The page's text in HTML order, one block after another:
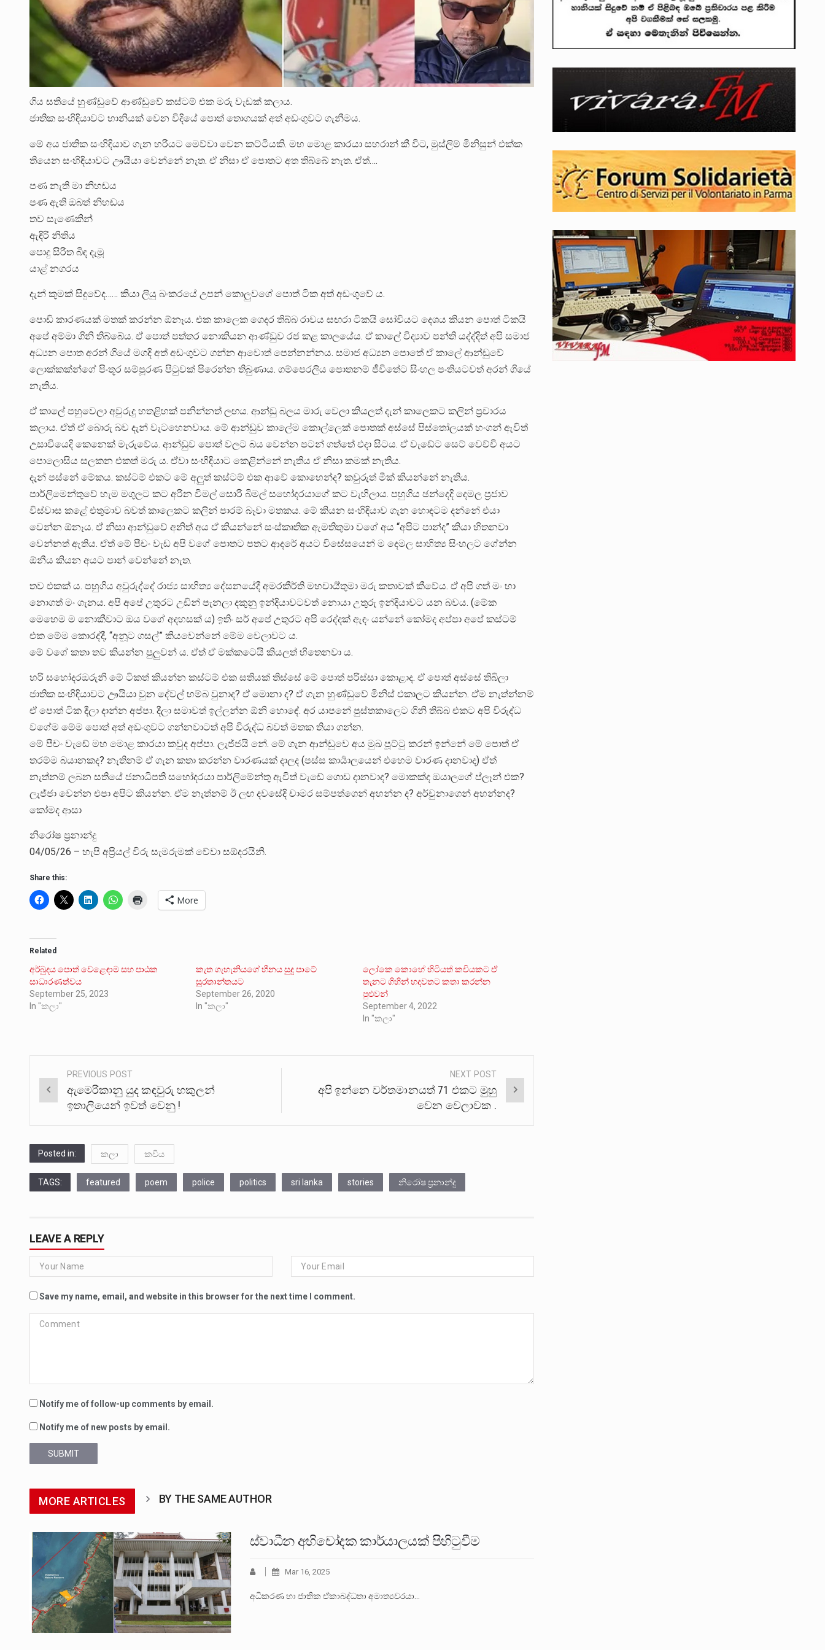
ගිය සතියේ හුණ්ඩුවේ ආණ්ඩුවේ කස්ටම් එක මරු වැඩක් කලාය.
ජාතික සංහිඳියාවට හානියක් වෙන විදියේ පොත් තොගයක් අත් අඩංගුවට ගැනීමය.
මේ අය ජාතික සංහිඳියාව ගැන හරියට මෙව්වා වෙන කට්ටියකි. මහ මොළ කාරයා සහරාන් කී විට, මුස්ලිම් මිනිසුන් එක්ක
තියෙන සංහිඳියාවට ඌයීයා වෙන්නේ නැත. ඒ නිසා ඒ පොතට අත තිබ්බේ නැත. ඒත්….
පණ නැති මා නිහඬය
පණ ඇති ඔබත් නිහඬය
තව සැණෙකින්
ඇඳිරි නිතිය
පොදු සිරිත බිඳ දැමූ
යාළ් නගරය
දැන් කුමක් සිදුවේද…… කියා ලියු බංකරයේ උපන් කොලුවගේ පොත් ටික අත් අඩංගුවේ ය.
පොඩි කාරණයක් මතක් කරන්න ඕනෑය. එක කාලෙක ගෙදර තිබ්බ රාවය සඟරා ටිකයි සෝවියට දෙශය කියන පොත් ටිකයි
අපේ අම්මා ගිනි තිබ්බේය. ඒ පොත් පත්තර නොකියන ආණ්ඩුව රජ කළ කාලයේය. ඒ කාලේ විද්‍යාව පන්ති යද්ද්දිත් අපි සමාජ
අධ්‍යන පොත අරන් ගියේ මගදි අත් අඩංගුවට ගන්න ආවොත් පෙන්නන්නය. සමාජ අධ්‍යන පොතේ ඒ කාලේ ආන්ඩුවේ
ලොක්කක්න්ගේ පිංතූර සම්පූරණ පිටුවක් පිරෙන්න තිබුණාය. ගම්පෙරලිය පොතනම් ජීවිතේට සිංහල පංතියටවත් අරන් ගියේ
නැතිය.
ඒ කාලේ පහුවෙලා අවුරුදු හතළිහක් පනින්නත් ලඟය. ආන්ඩු බලය මාරු වෙලා කියලත් දැන් කාලෙකට කලින් ප්‍රචාරය
කලාය. ඒත් ඒ බොරු බව දැන් වැටහෙනවාය. මේ ආන්ඩුව කාලේම කොල්ලෙක් පොතක් අස්සේ පිස්තෝලයක් හංගන් ඇවිත්
උසාවියෙදි කෙනෙක් මැරුවේය. ආන්ඩුව පොත් වලට බය වෙන්න පටන් ගත්තේ එදා සිටය. ඒ වැඩේට සෙට් වෙච්චි අයට
පොලොසිය සලකන එකත් මරු ය. ඒවා සංහිඳියාට කෙළින්නේ නැතිය ඒ නිසා කමක් නැතිය.
දැන් පස්නේ මේකය. කස්ටම් එකට මේ අලුත් කස්ටම් එක ආවේ කොහෙන්ද? කවුරුත් මීක් කියන්නේ නැතිය.
පාර්ලිමෙන්තුවේ හැම මගුලට කට අරින විමල් සොරි බිමල් සහෝදරයාගේ කට වැහිලාය. පහුගිය ඡන්දෙදි දෙමල ප්‍රජාව
විස්වාස කළේ එතුමාව බවත් කාලෙකට කලින් පාරම් බෑවා මතකය. මේ කියන සංහිඳියාව ගැන හොඳටම දන්නේ එයා
වෙන්න ඕනෑය. ඒ නිසා ආන්ඩුවේ අනිත් අය ඒ කියන්නේ සංස්කෘතික ඇමතිතුමා වගේ අය “අපිට පාන්ද” කියා හිතනවා
වෙන්නත් ඇතිය. ඒත් මේ පීචං වැඩ අපි වගේ පොතට පතට ආදරේ අයට විසේසයෙන් ම දෙමල සාහිත්‍ය සිංහලට ගේන්න
ඕනීය කියන අයට පාන් වෙන්නේ නැත.
තව එකක් ය. පහුගිය අවුරුද්දේ රාජ්‍ය සාහිත්‍ය දේසනයේදී අමරකීර්ති මහචාර්‍ය්තුමා මරු කතාවක් කීවේය. ඒ අපි ගත් මං හා
නොගත් මං ගැනය. අපි අපේ උතුරට උඩින් පැනලා දකුනු ඉන්දියාවටවත් නොයා උතුරු ඉන්දියාවට යන බවය. (මේක
මෙහෙම ම නොකීවාට ඔය වගේ අදහසක් ය) ඉතිං සර් අපේ උතුරට අපි රෙද්දක් ඇඳං යන්නේ කෝමද අප්පා අපේ කස්ටම්
එක මේම කොරද්දී, “අනූට ගසල්” කියවෙන්නේ මේම වෙලාවට ය.
මේ වගේ කතා තව කියන්න පුලුවන් ය. ඒත් ඒ මක්කටෙයි කියලත් හිතෙනවා ය.
හරි සහෝදරඔරුනි මේ ටිකත් කියන්න කස්ටම් එක සතියක් තිස්සේ මේ පොත් පරිස්සා කොළාද. ඒ පොත් අස්සේ තිබිලා
ජාතික සංහිඳියාවට ඌයියා වුන දේවල් හම්බ වුනාද? ඒ මොනා ද? ඒ ගැන හුණ්ඩුවේ මිනිස් එකාලට කියන්න. ඒම නැත්න්නම්
ඒ පොත් ටික දීලා දාන්න අප්පා. දීලා සමාවත් ඉල්ලන්න ඕනි හොඳේ. අර යාපනේ පුස්තකාලෙට ගිනි තිබ්බ එකට අපි විරුද්ධ
වගේම මේම පොත් අත් අඩංගුවට ගන්නවාටත් අපි විරුද්ධ බවත් මතක තියා ගන්න.
මේ පීචං වැඩේ මහ මොළ කාරයා කවුද අප්පා. ලැජ්ජයි නේ. මේ ගැන ආන්ඩුවෙ අය මුඛ පූට්ටු කරන් ඉන්නේ මේ පොත් ඒ
තරම්ම බයානකද? නැතිනම් ඒ ගැන කතා කරන්න වාරණයක් දාලද (පස්ස කාර්‍යාලයෙන් එහෙම වාරණ දානවාද) ඒත්
නැත්නම් ලබන සතියේ ජනාධිපති සහෝදරයා පාර්ලිමේන්තු ඇවිත් වැඩේ ගොඩ දානවාද? මොකක්ද ඔයාලගේ ප්ලෑන් එක?
ලැජ්ජා වෙන්න එපා අපිට කියන්න. ඒම නැත්නම් ඊ ලඟ දවසේදි චාමර සම්පත්ගෙන් අහන්න ද? අර්චුනාගෙන් අහන්නද?
කෝමද ආසා
නිරෝෂ ප්‍රනාන්දු
04/05/26 – හැපි අප්‍රියල් විරු සැමරුමක් වේවා සඕදරයිනි.
Share this:
More
Related
අර්බුදය පොත් වෙළෙඳාම සහ පාඨක
සාධාරණත්වය
September 25, 2023
In "කලා"
කැත ගැහැනියගේ හීනය සුදු පාටේ
සුරතාන්තයට
September 26, 2020
In "කලා"
ලෝකෙ කොහේ හිටියත් කවියකට ඒ
තැනට ගිහින් හදවතට කතා කරන්න
පුළුවන්
September 4, 2022
In "කලා"
Post
navigation
PREVIOUS POST
ඇමෙරිකානු යුද කඳවුරු හකුලන්
ඉතාලියෙන් ඉවත් වෙනු !
NEXT POST
අපි ඉන්නෙ වර්තමානයත් 71 එකට මුහු
වෙන වෙලාවක .
Posted in: කලා කවිය
TAGS: featured poem police politics sri lanka stories නිරෝෂ ප්‍රනාන්දු
LEAVE A REPLY
Save my name, email, and website in this browser for the next time I comment.
Notify me of follow-up comments by email.
Notify me of new posts by email.
SUBMIT
MORE ARTICLES BY THE SAME AUTHOR
ස්වාධීන අභිචෝදක කාර්යාලයක් පිහිටුවීම
Mar 16, 2025
අධිකරණ හා ජාතික ඒකාබද්ධතා අමාත්‍යවරයා…